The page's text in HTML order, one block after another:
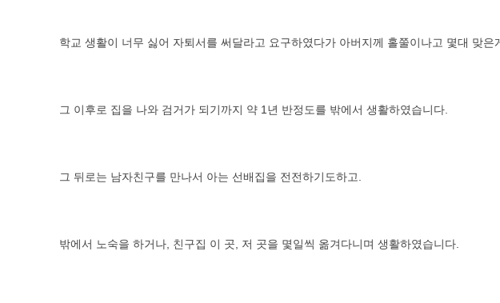
학교 생활이 너무 싫어 자퇴서를 써달라고 요구하였다가 아버지께 홀쭐이나고 몇대 맞은
그 이후로 집을 나와 검거가 되기까지 약 1년 반정도를 밖에서 생활하였습니다.
그 뒤로는 남자친구를 만나서 아는 선배집을 전전하기도하고.
밖에서 노숙을 하거나, 친구집 이 곳, 저 곳을 몇일씩 옮겨다니며 생활하였습니다.